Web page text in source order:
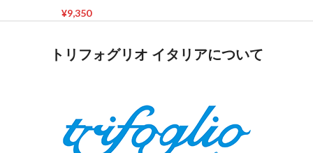
¥9,350
トリフォグリオ イタリアについて